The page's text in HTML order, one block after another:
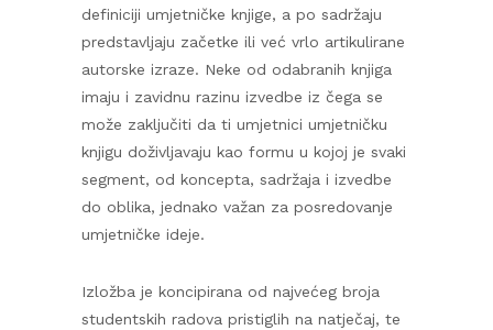
definiciji umjetničke knjige, a po sadržaju
predstavljaju začetke ili već vrlo artikulirane
autorske izraze. Neke od odabranih knjiga
imaju i zavidnu razinu izvedbe iz čega se
može zaključiti da ti umjetnici umjetničku
knjigu doživljavaju kao formu u kojoj je svaki
segment, od koncepta, sadržaja i izvedbe
do oblika, jednako važan za posredovanje
umjetničke ideje.
Izložba je koncipirana od najvećeg broja
studentskih radova pristiglih na natječaj, te